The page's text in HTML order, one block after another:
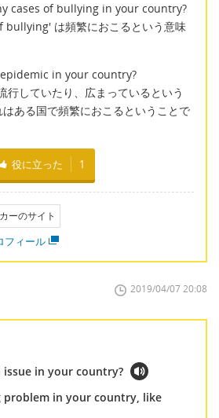
cases of bullying in your country?
bullying' は頻繁におこるという意味
in your country?
行していたり、広まっているという
ある国で頻繁におこるということで
役に立った 1
ーのサイト
フィール
2019/04/07 20:08
issue in your country?
problem in your country, like